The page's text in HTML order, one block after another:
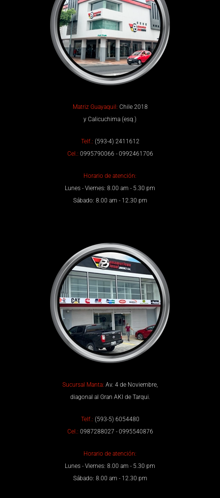
Matriz Guayaquil: Chile 2018
y Calicuchima (esq.)
Telf.: (593-4) 2411612
Cel.: 0995790066 - 0992461706
Horario de atención:
Lunes - Viernes: 8.00 am - 5.30 pm
Sábado: 8.00 am - 12.30 pm
Sucursal Manta: Av. 4 de Noviembre,
diagonal al Gran AKI de Tarqui.
Telf.: (593-5) 6054480
Cel.: 0987288027 - 0995540876
Horario de atención:
Lunes - Viernes: 8.00 am - 5.30 pm
Sábado: 8.00 am - 12.30 pm